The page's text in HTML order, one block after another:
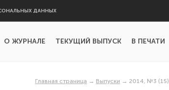
ДАННЫХ
О ЖУРНАЛЕ ТЕКУЩИЙ ВЫПУСК В ПЕЧАТИ
Главная страница → Выпуски → 2014, №3 (15)